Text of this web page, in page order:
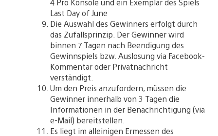
Last Day of June
Die Auswahl des Gewinners erfolgt durch
das Zufallsprinzip. Der Gewinner wird
binnen 7 Tagen nach Beendigung des
Gewinnspiels bzw. Auslosung via Facebook-
Kommentar oder Privatnachricht
verständigt.
Um den Preis anzufordern, müssen die
Gewinner innerhalb von 3 Tagen die
Informationen in der Benachrichtigung (via
e-Mail) bereitstellen.
Es liegt im alleinigen Ermessen des